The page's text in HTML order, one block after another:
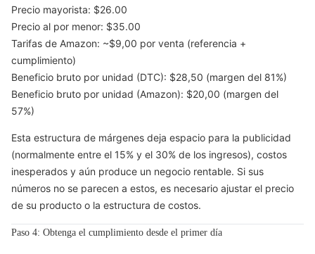
Precio mayorista: $26.00
Precio al por menor: $35.00
Tarifas de Amazon: ~$9,00 por venta (referencia +
cumplimiento)
Beneficio bruto por unidad (DTC): $28,50 (margen del 81%)
Beneficio bruto por unidad (Amazon): $20,00 (margen del
57%)
Esta estructura de márgenes deja espacio para la publicidad
(normalmente entre el 15% y el 30% de los ingresos), costos
inesperados y aún produce un negocio rentable. Si sus
números no se parecen a estos, es necesario ajustar el precio
de su producto o la estructura de costos.
Paso 4: Obtenga el cumplimiento desde el primer día